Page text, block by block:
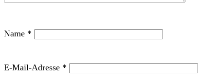
Name *
E-Mail-Adresse *